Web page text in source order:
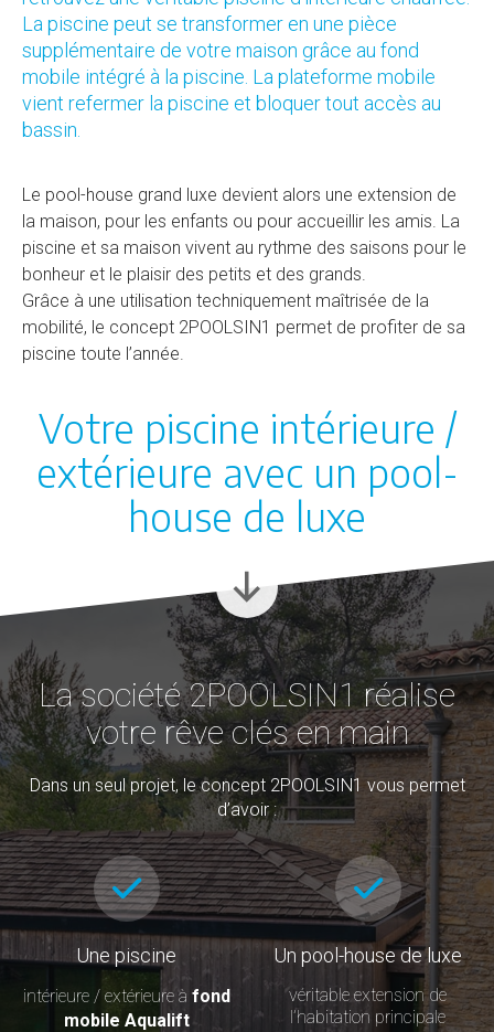
La piscine peut se transformer en une pièce
supplémentaire de votre maison grâce au fond
mobile intégré à la piscine. La plateforme mobile
vient refermer la piscine et bloquer tout accès au
bassin.
Le pool-house grand luxe devient alors une extension de
la maison, pour les enfants ou pour accueillir les amis. La
piscine et sa maison vivent au rythme des saisons pour le
bonheur et le plaisir des petits et des grands.
Grâce à une utilisation techniquement maîtrisée de la
mobilité, le concept 2POOLSIN1 permet de profiter de sa
piscine toute l’année.
Votre piscine intérieure /
extérieure avec un pool-
house de luxe
La société 2POOLSIN1 réalise
votre rêve clés en main
Dans un seul projet, le concept 2POOLSIN1 vous permet
d’avoir :
Une piscine
intérieure / extérieure à fond
mobile Aqualift
Un pool-house de luxe
véritable extension de
l’habitation principale